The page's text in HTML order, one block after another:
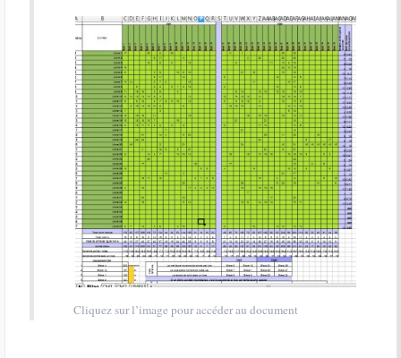
Cliquez sur l’image pour accéder au document